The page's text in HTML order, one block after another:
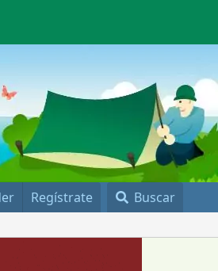
Regístrate Buscar